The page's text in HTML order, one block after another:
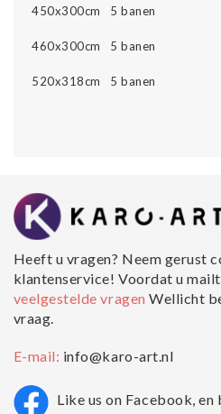
450x300cm 5 banen
460x300cm 5 banen
520x318cm 5 banen
Heeft u vragen? Neem gerust
klantenservice! Voordat u
veelgestelde vragenWellicht
vraag.
E-mail: info@karo-art.nl
Like us on Facebook,